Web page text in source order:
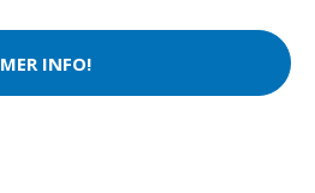
MER INFO!